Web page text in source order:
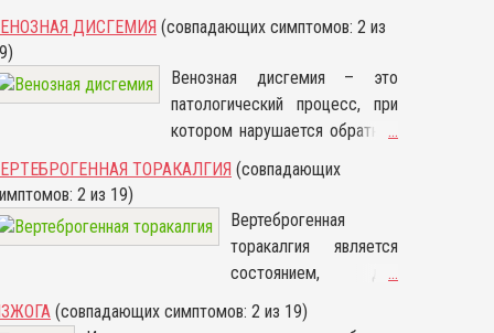
человек хотя бы раз в жизни.
Таким неприятным процессом
сопровождаются практически
все заболевания, поэтому
данный синдром имеет
множество разновидностей, для
каждого из которых характерны
возникновения, симптомы, их
интенсивность,
продолжительность и способы
лечения.
ДИСГЕМИЯ (совпадающих симптомов: 2 из
Венозная дисгемия – это
патологический процесс, при
котором нарушается обратный
ток крови. Такое состояние
очень опасно, потому что
нейроны не получают
необходимого количества
кислорода и питательных
состояние имеет другое
...
ТОРАКАЛГИЯ (совпадающих
2 из 19)
Вертеброгенная
торакалгия является
состоянием, для
которого характерно
появление болевых
...
(совпадающих симптомов: 2 из 19)